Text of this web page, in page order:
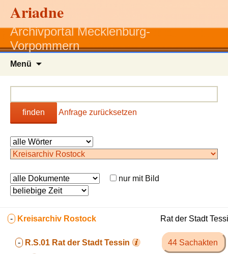
Ariadne
Archivportal Mecklenburg-
Vorpommern
Menü
finden Anfrage zurücksetzen
nur mit Bild
- Kreisarchiv Rostock
- R.S.01 Rat der Stadt Tessin
Rat der Stadt
44 Sachakten